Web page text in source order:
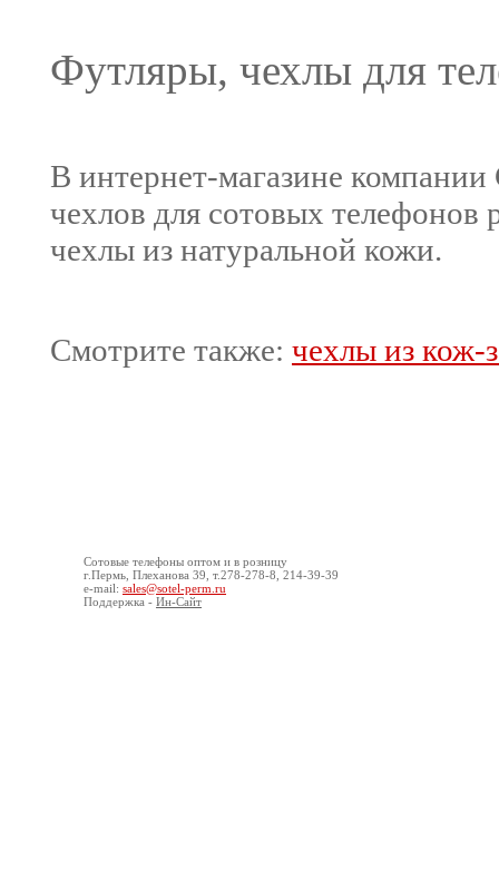
Футляры, чехлы для
В интернет-магазине
чехлов для сотовых телефонов
чехлы из натуральной кожи.
Смотрите также: чехлы из кож-
Сотовые телефоны оптом и в розницу
г.Пермь, Плеханова 39, т.278-278-8, 214-39-39
e-mail: sales@sotel-perm.ru
Поддержка - Ин-Сайт